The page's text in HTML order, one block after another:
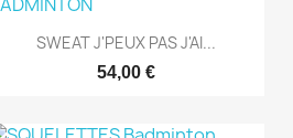
Aperçu rapide
SWEAT J'PEUX PAS J'AI...
54,00 €